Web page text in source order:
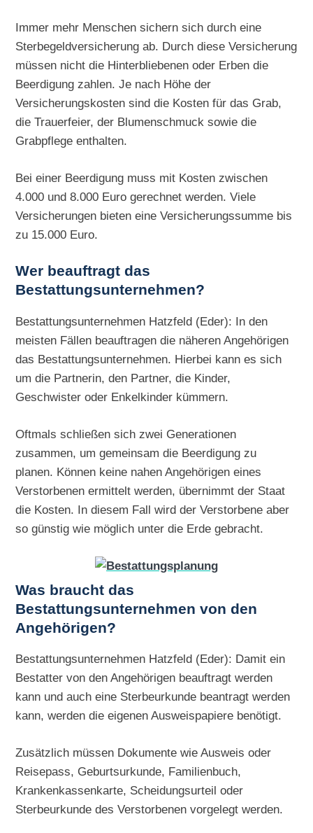
Immer mehr Menschen sichern sich durch eine
Sterbegeldversicherung ab. Durch diese Versicherung
müssen nicht die Hinterbliebenen oder Erben die
Beerdigung zahlen. Je nach Höhe der
Versicherungskosten sind die Kosten für das Grab,
die Trauerfeier, der Blumenschmuck sowie die
Grabpflege enthalten.
Bei einer Beerdigung muss mit Kosten zwischen
4.000 und 8.000 Euro gerechnet werden. Viele
Versicherungen bieten eine Versicherungssumme bis
zu 15.000 Euro.
Wer beauftragt das
Bestattungsunternehmen?
Bestattungsunternehmen Hatzfeld (Eder): In den
meisten Fällen beauftragen die näheren Angehörigen
das Bestattungsunternehmen. Hierbei kann es sich
um die Partnerin, den Partner, die Kinder,
Geschwister oder Enkelkinder kümmern.
Oftmals schließen sich zwei Generationen
zusammen, um gemeinsam die Beerdigung zu
planen. Können keine nahen Angehörigen eines
Verstorbenen ermittelt werden, übernimmt der Staat
die Kosten. In diesem Fall wird der Verstorbene aber
so günstig wie möglich unter die Erde gebracht.
Was braucht das
Bestattungsunternehmen von den
Angehörigen?
Bestattungsunternehmen Hatzfeld (Eder): Damit ein
Bestatter von den Angehörigen beauftragt werden
kann und auch eine Sterbeurkunde beantragt werden
kann, werden die eigenen Ausweispapiere benötigt.
Zusätzlich müssen Dokumente wie Ausweis oder
Reisepass, Geburtsurkunde, Familienbuch,
Krankenkassenkarte, Scheidungsurteil oder
Sterbeurkunde des Verstorbenen vorgelegt werden.